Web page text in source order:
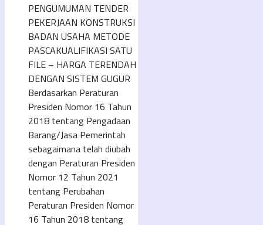
PENGUMUMAN TENDER
PEKERJAAN KONSTRUKSI
BADAN USAHA METODE
PASCAKUALIFIKASI SATU
FILE – HARGA TERENDAH
DENGAN SISTEM GUGUR
Berdasarkan Peraturan
Presiden Nomor 16 Tahun
2018 tentang Pengadaan
Barang/Jasa Pemerintah
sebagaimana telah diubah
dengan Peraturan Presiden
Nomor 12 Tahun 2021
tentang Perubahan
Peraturan Presiden Nomor
16 Tahun 2018 tentang